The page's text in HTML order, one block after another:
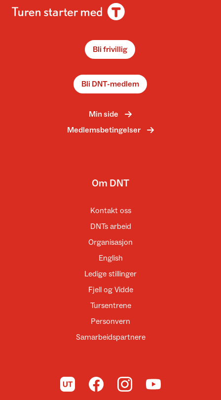
Bli frivillig
Bli DNT-medlem
Min side
Medlemsbetingelser
Om DNT
Kontakt oss
DNTs arbeid
Organisasjon
English
Ledige stillinger
Fjell og Vidde
Tursentrene
Personvern
Samarbeidspartnere
Til UT.no Til DNT på Facebook
Til DNT på Instagram
Til DNT på YouTube